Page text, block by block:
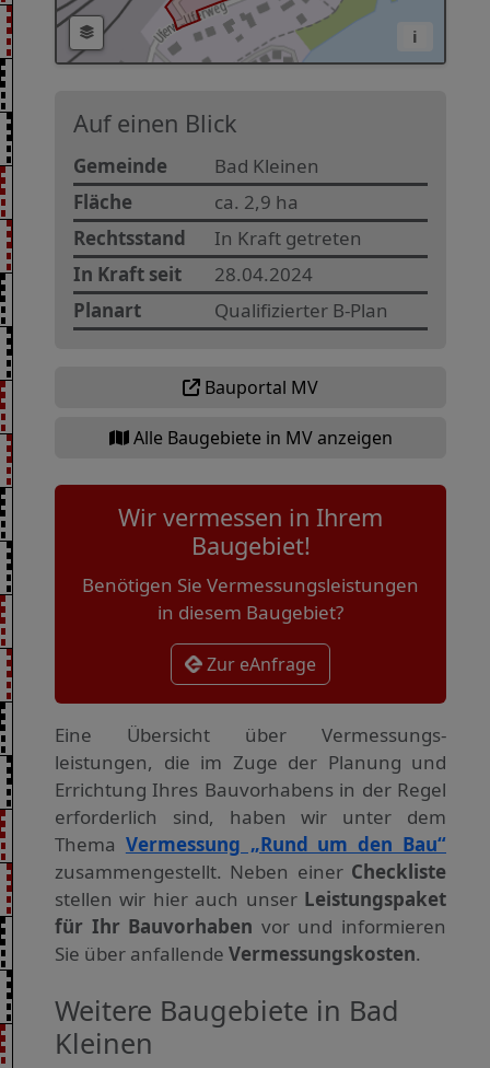
i
Auf einen Blick
Gemeinde
Bad Kleinen
Fläche
ca. 2,9 ha
Rechtsstand
In Kraft getreten
In Kraft seit
28.04.2024
Planart
Qualifizierter B-Plan
Bauportal MV
Alle Baugebiete in MV anzeigen
Wir vermessen in Ihrem
Baugebiet!
Benötigen Sie Vermessungsleistungen
in diesem Baugebiet?
Zur eAnfrage
Eine Übersicht über Vermessungs­
leistungen, die im Zuge der Planung und
Errichtung Ihres Bauvorhabens in der Regel
erforderlich sind, haben wir unter dem
Thema Vermessung „Rund um den Bau“
zusammengestellt. Neben einer Checkliste
stellen wir hier auch unser Leistungspaket
für Ihr Bauvorhaben vor und informieren
Sie über anfallende Vermessungskosten.
Weitere Baugebiete in Bad
Kleinen